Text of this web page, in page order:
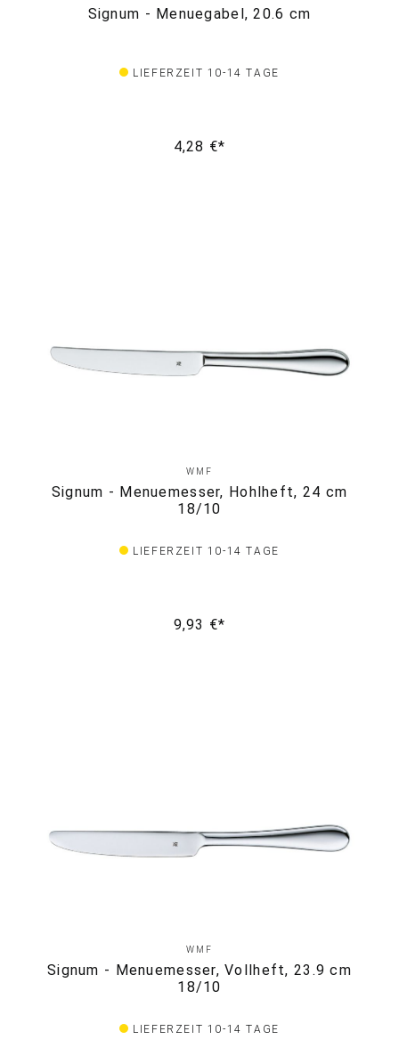
Signum - Menuegabel, 20.6 cm
LIEFERZEIT 10-14 TAGE
4,28 €*
WMF
Signum - Menuemesser, Hohlheft, 24 cm
18/10
LIEFERZEIT 10-14 TAGE
9,93 €*
WMF
Signum - Menuemesser, Vollheft, 23.9 cm
18/10
LIEFERZEIT 10-14 TAGE